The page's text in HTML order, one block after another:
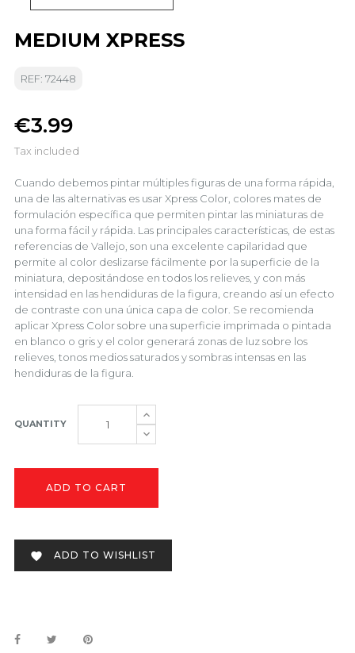
MEDIUM XPRESS
REF: 72448
€3.99
Tax included
Cuando debemos pintar múltiples figuras de una forma rápida,
una de las alternativas es usar Xpress Color, colores mates de
formulación específica que permiten pintar las miniaturas de
una forma fácil y rápida. Las principales características, de estas
referencias de Vallejo, son una excelente capilaridad que
permite al color deslizarse fácilmente por la superficie de la
miniatura, depositándose en todos los relieves, y con más
intensidad en las hendiduras de la figura, creando así un efecto
de contraste con una única capa de color. Se recomienda
aplicar Xpress Color sobre una superficie imprimada o pintada
en blanco o gris y el color generará zonas de luz sobre los
relieves, tonos medios saturados y sombras intensas en las
hendiduras de la figura.
QUANTITY
ADD TO CART
 ADD TO WISHLIST